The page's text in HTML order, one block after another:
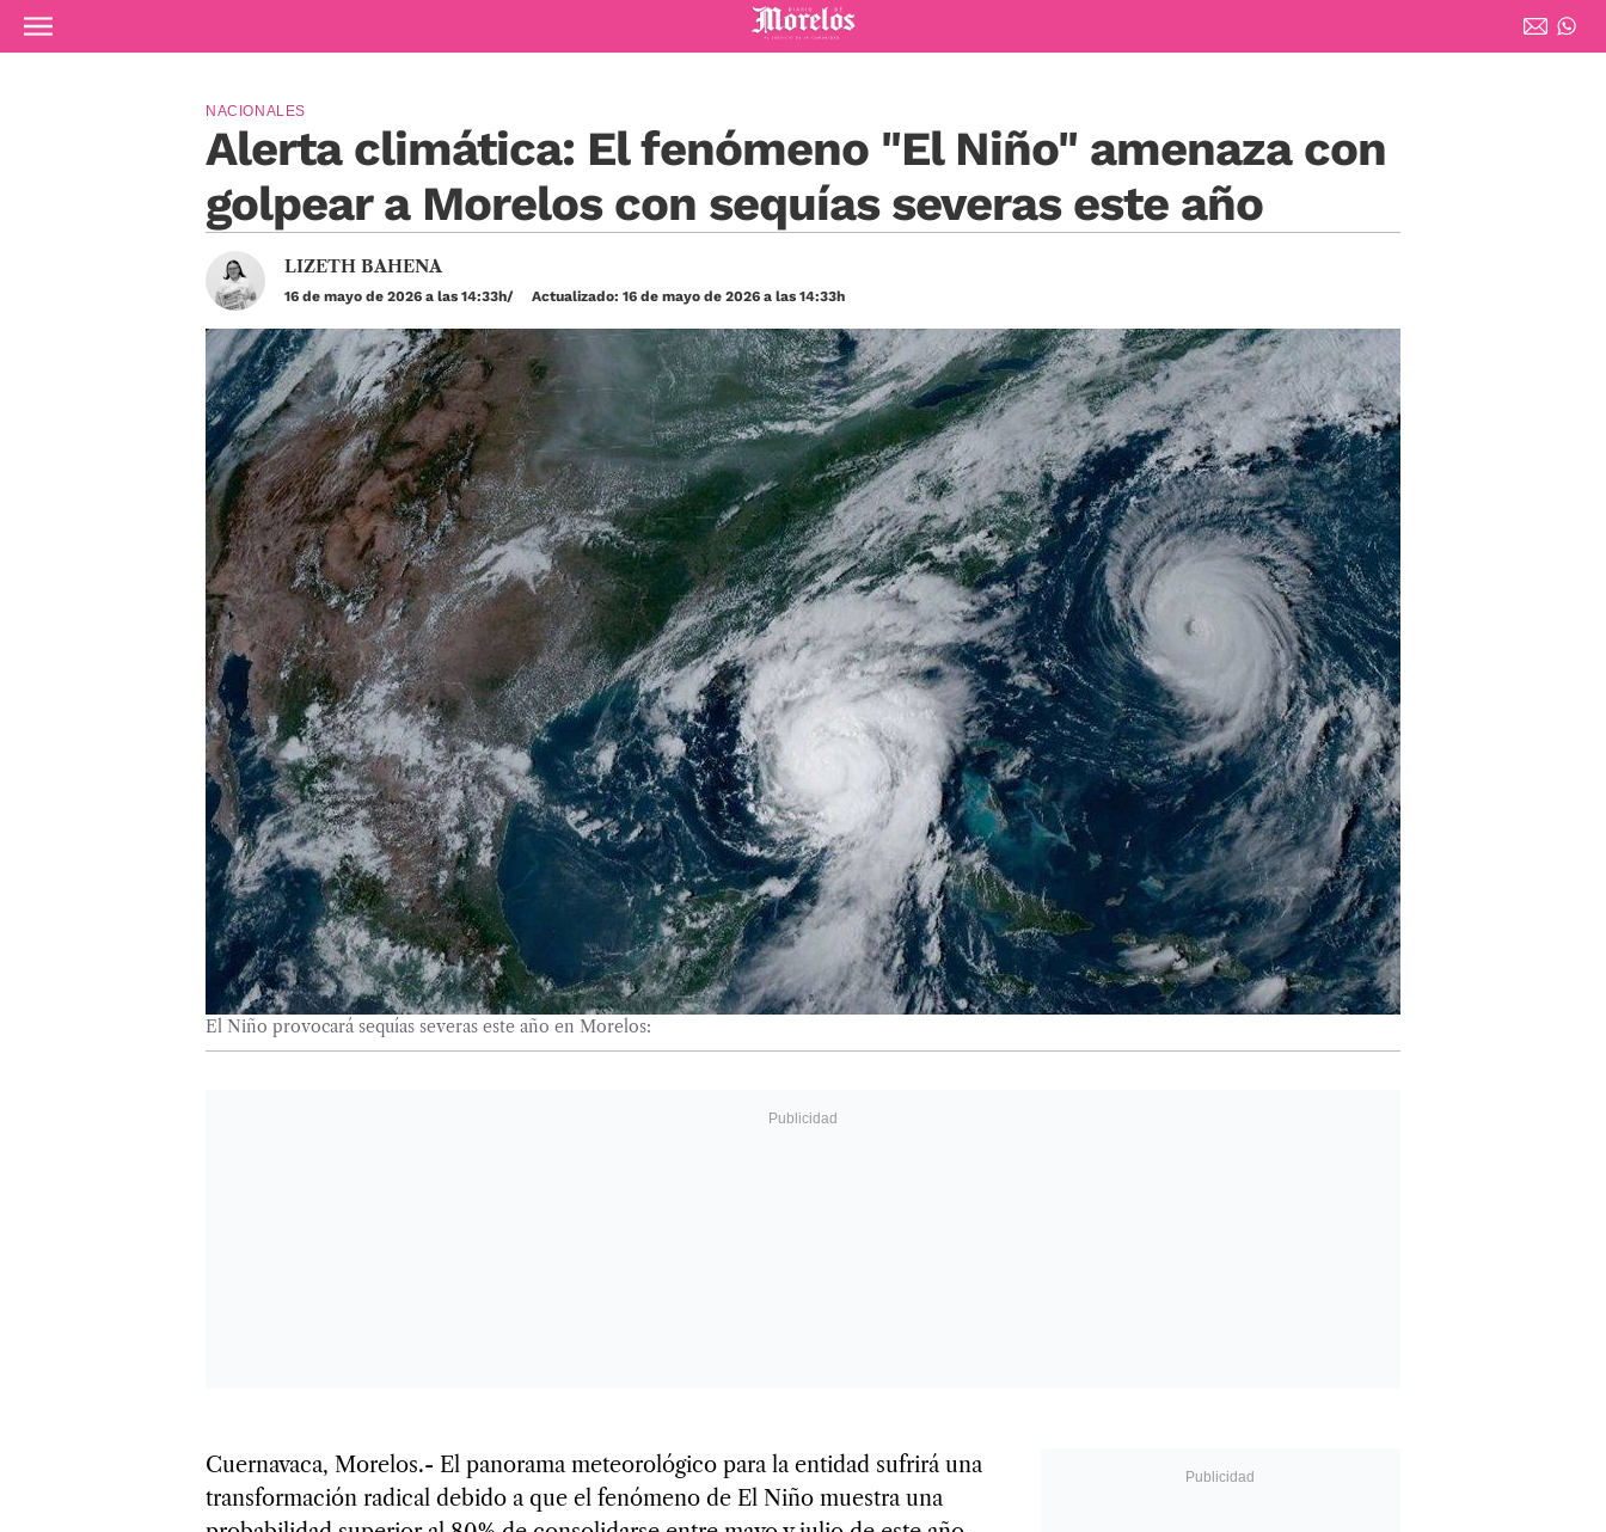
Ir al contenido principal
Diario de Morelos
Alerta climática: El fenómeno "El Niño" amenaza con
golpear a Morelos con sequías severas este año
NACIONALES
LIZETH BAHENA
16 de mayo de 2026 a las 14:33h Actualizado: 16 de mayo de 2026 a las 14:33h
El Niño provocará sequías severas este año en Morelos:
Cuernavaca, Morelos.- El panorama meteorológico para la entidad sufrirá una
transformación radical debido a que el fenómeno de El Niño muestra una